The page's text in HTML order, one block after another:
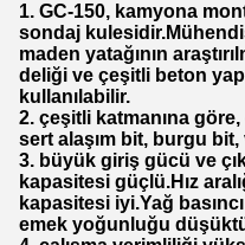
1. GC-150, kamyona
sondaj
maden yatağının
deliği ve çeşitli beton
kullanılabilir.
2. çeşitli katmanına
sert alaşım bit, burgu bit,
3. büyük giriş gücü ve
kapasitesi güçlü.Hız
kapasitesi iyi.Yağ
emek yoğunluğu